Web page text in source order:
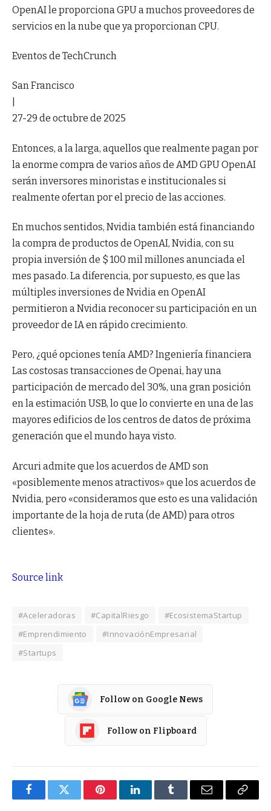
OpenAI le proporciona GPU a muchos proveedores de
servicios en la nube que ya proporcionan CPU.
Eventos de TechCrunch
San Francisco
27-29 de octubre de 2025
Entonces, a la larga, aquellos que realmente pagan por
la enorme compra de varios años de AMD GPU OpenAI
serán inversores minoristas e institucionales si
realmente ofertan por el precio de las acciones.
En muchos sentidos, Nvidia también está financiando
la compra de productos de OpenAI, Nvidia, con su
propia inversión de $ 100 mil millones anunciada el
mes pasado. La diferencia, por supuesto, es que las
múltiples inversiones de Nvidia en OpenAI
permitieron a Nvidia reconocer su participación en un
proveedor de IA en rápido crecimiento.
Pero, ¿qué opciones tenía AMD? Ingeniería financiera
Las costosas transacciones de Openai, hay una
participación de mercado del 30%, una gran posición
en la estimación USB, lo que lo convierte en una de las
mayores edificios de los centros de datos de próxima
generación que el mundo haya visto.
Arcuri admite que los acuerdos de AMD son
«posiblemente menos atractivos» que los acuerdos de
Nvidia, pero «consideramos que esto es una validación
importante de la hoja de ruta (de AMD) para otros
clientes».
Source link
#Aceleradoras #CapitalRiesgo
#EcosistemaStartup
#Emprendimiento
#InnovaciónEmpresarial
#Startups
Follow on Google News
Follow on Flipboard
FacebookTwitter PinterestLinkedInTumblr Email Copy